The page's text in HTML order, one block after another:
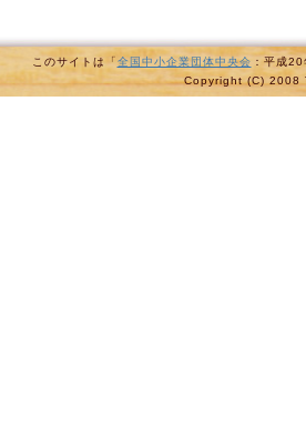
このサイトは「全国中小企業団体中央会 ：平成
Copyright (C) 2008